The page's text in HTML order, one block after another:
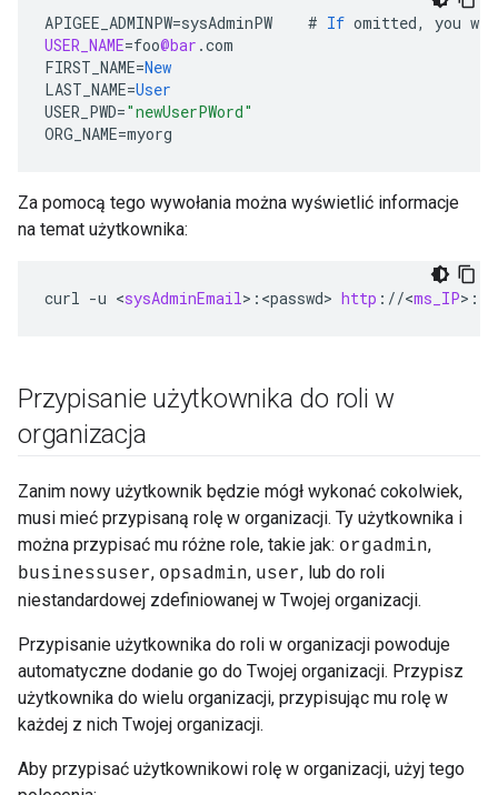
APIGEE_ADMINPW=sysAdminPW # If omitted, you
USER_NAME=foo@bar .com
FIRST_NAME=New
LAST_NAME=User
USER_PWD="newUserPWord"
ORG_NAME=myorg
Za pomocą tego wywołania można wyświetlić informacje
na temat użytkownika:
curl -u <sysAdminEmail> : <passwd> http : //<ms_IP> :
Przypisanie użytkownika do roli w
organizacja
Zanim nowy użytkownik będzie mógł wykonać cokolwiek,
musi mieć przypisaną rolę w organizacji. Ty użytkownika i
można przypisać mu różne role, takie jak: orgadmin,
businessuser, opsadmin, user, lub do roli
niestandardowej zdefiniowanej w Twojej organizacji.
Przypisanie użytkownika do roli w organizacji powoduje
automatyczne dodanie go do Twojej organizacji. Przypisz
użytkownika do wielu organizacji, przypisując mu rolę w
każdej z nich Twojej organizacji.
Aby przypisać użytkownikowi rolę w organizacji, użyj tego